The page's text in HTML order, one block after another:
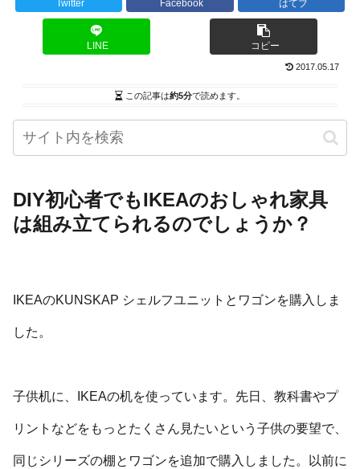
Twitter Facebook はてブ
LINE コピー
2017.05.17
この記事は約5分で読めます。
DIY初心者でもIKEAのおしゃれ家具
は組み立てられるのでしょうか？
IKEAのKUNSKAP シェルフユニットとワゴンを購入しま
した。
子供机に、IKEAの机を使っています。先日、教科書やプ
リントなどをもっとたくさん見たいという子供の要望で、
同じシリーズの棚とワゴンを追加で購入しました。以前に